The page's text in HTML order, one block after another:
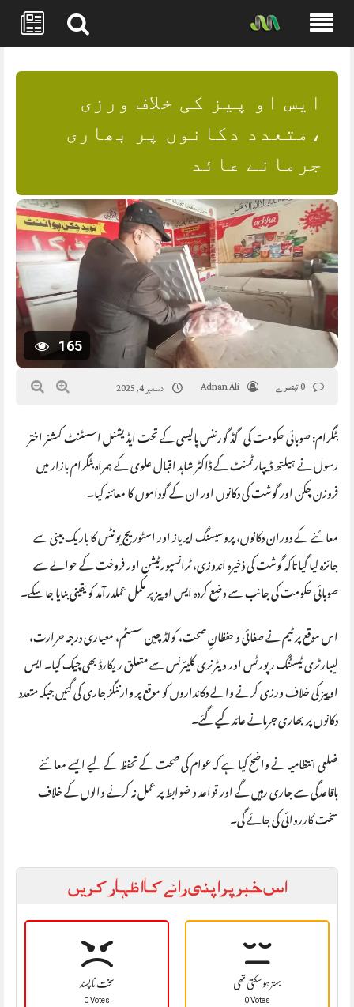
content
ایس او پیز کی خلاف ورزی
،متعدد دکانوں پر بھاری
جرمانے عائد
165
Adnan Ali دسمبر 4, 2025
بٹگرام: صوبائی حکومت کی گڈ گورننس پالیسی کے تحت ایڈیشنل اسسٹنٹ کمشنر اختر
رسول نے ہیلتھ ڈیپارٹمنٹ کے ڈاکٹر شاہد اقبال علوی کے ہمراہ بٹگرام بازار میں
فروزن چکن اور گوشت کی دکانوں اور ان کے گوداموں کا معائنہ کیا۔
معائنے کے دوران دکانوں، پروسیسنگ ایریاز اور اسٹوریج یونٹس کا باریک بینی سے
جائزہ لیا گیا تاکہ گوشت کی ذخیرہ اندوزی، ٹرانسپورٹیشن اور فروخت کے حوالے سے
صوبائی حکومت کی جانب سے وضع کردہ ایس او پیز پر مکمل عملدرآمد کو یقینی بنایا جا سکے۔
اس موقع پر ٹیم نے صفائی و حفظانِ صحت، کولڈ چین سسٹم، معیاری درجہ حرارت،
لیبارٹری ٹیسٹنگ رپورٹس اور ویٹرنری کلیئرنس سے متعلق ریکارڈ بھی چیک کیا۔ ایس
او پیز کی خلاف ورزی کرنے والے دکانداروں کو موقع پر وارننگز جاری کی گئیں جبکہ متعدد
دکانوں پر بھاری جرمانے عائد کیے گئے۔
ضلعی انتظامیہ نے واضح کیا ہے کہ عوام کی صحت کے تحفظ کے لیے ایسے معائنے
باقاعدگی سے جاری رہیں گے اور قواعد و ضوابط پر عمل نہ کرنے والوں کے خلاف
سخت کارروائی کی جائے گی۔
اس خبر پر اپنی رائے کا اظہار کریں
سخت نا پسند
0 Votes
بہتر ہو سکتی تھی
0 Votes